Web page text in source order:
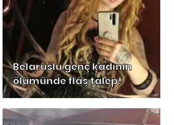
Belaruslu genç kadının
ölümünde flaş talep!